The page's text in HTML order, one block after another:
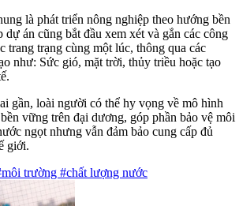
là phát triển nông nghiệp theo hướng bền
dự án cũng bắt đầu xem xét và gắn các công
trang trạng cùng một lúc, thông qua các
như: Sức gió, mặt trời, thủy triều hoặc tạo
gần, loài người có thể hy vọng về mô hình
vững trên đại dương, góp phần bảo vệ môi
ngọt nhưng vẫn đảm bảo cung cấp đủ
giới.
trường #chất lượng nước